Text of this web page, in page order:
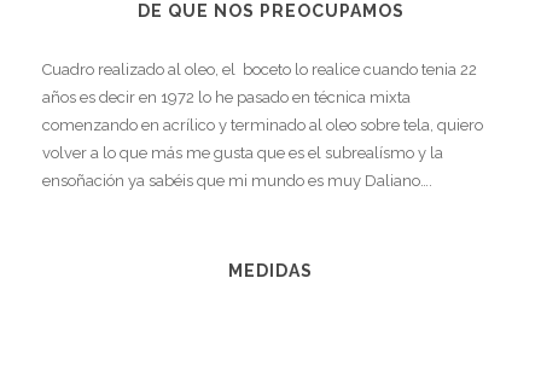
DE QUE NOS PREOCUPAMOS
Cuadro realizado al oleo, el boceto lo realice cuando tenia 22
años es decir en 1972 lo he pasado en técnica mixta
comenzando en acrílico y terminado al oleo sobre tela, quiero
volver a lo que más me gusta que es el subrealísmo y la
ensoñación ya sabéis que mi mundo es muy Daliano….
MEDIDAS